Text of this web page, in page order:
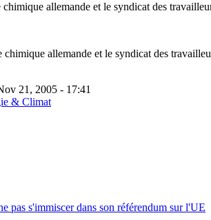
allemande et le syndicat des
allemande et le syndicat des
21, 2005 - 17:41
& Climat
pas s'immiscer dans son référendum sur l'UE